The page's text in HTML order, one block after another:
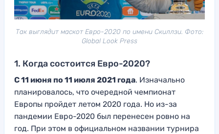
Так выглядит маскот Евро-2020 по имени Скиллзи. Фото:
Global Look Press
1. Когда состоится Евро-2020?
С 11 июня по 11 июля 2021 года. Изначально
планировалось, что очередной чемпионат
Европы пройдет летом 2020 года. Но из-за
пандемии Евро-2020 был перенесен ровно на
год. При этом в официальном названии турнира